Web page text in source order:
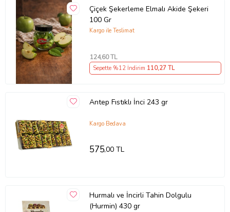
Çiçek Şekerleme Elmalı Akide Şekeri
100 Gr
Kargo ile Teslimat
124,60 TL
Sepette %12 İndirim 110,27 TL
Antep Fıstıklı İnci 243 gr
Kargo Bedava
575,00 TL
Hurmalı ve İncirli Tahin Dolgulu
(Hurmin) 430 gr